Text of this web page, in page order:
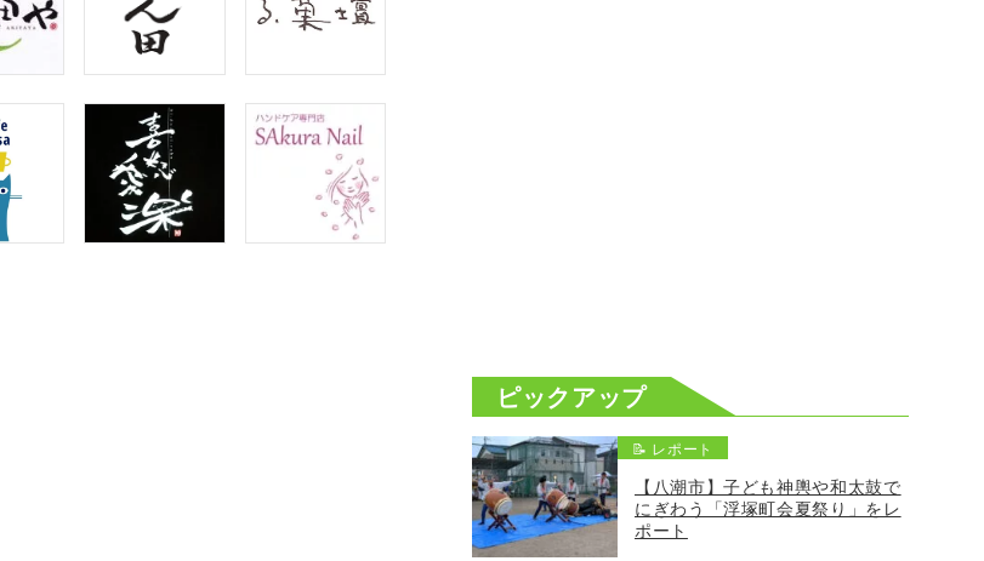
ピックアップ
📝 レポート
【八潮市】子ども神輿や和太鼓で
にぎわう「浮塚町会夏祭り」をレ
ポート